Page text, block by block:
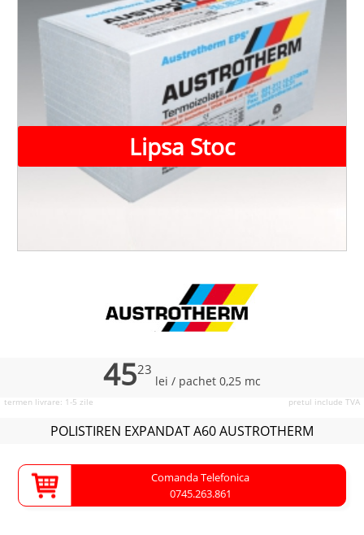
Lipsa Stoc
4523
lei / pachet 0,25 mc
termen livrare: 1-5 zile pretul include TVA
POLISTIREN EXPANDAT A60 AUSTROTHERM
Comanda Telefonica
0745.263.861